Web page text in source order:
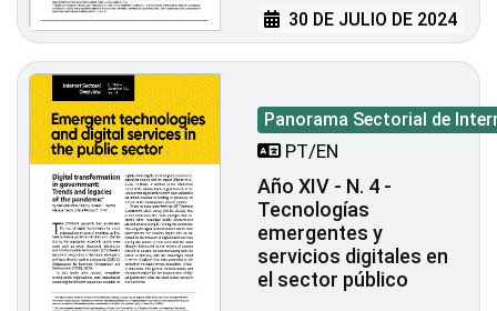
30 DE JULIO DE 2024
Panorama Sectorial de
PT/EN
Año XIV - N. 4 -
Tecnologías
emergentes y
servicios digitales en
el sector público